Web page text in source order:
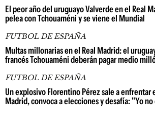
El peor año del uruguayo Valverde en el Real
pelea con Tchouaméni y se viene el Mundial
FUTBOL DE ESPAÑA
Multas millonarias en el Real Madrid: el
francés Tchouaméni deberán pagar medio
FUTBOL DE ESPAÑA
Un explosivo Florentino Pérez sale a enfrentar
Madrid, convoca a elecciones y desafía: "Yo